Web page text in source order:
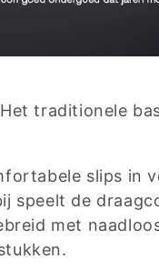
traditionele
slips in
speelt de
met